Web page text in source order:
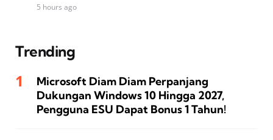
5 hours ago
Trending
Microsoft Diam Diam Perpanjang
Dukungan Windows 10 Hingga 2027,
Pengguna ESU Dapat Bonus 1 Tahun!